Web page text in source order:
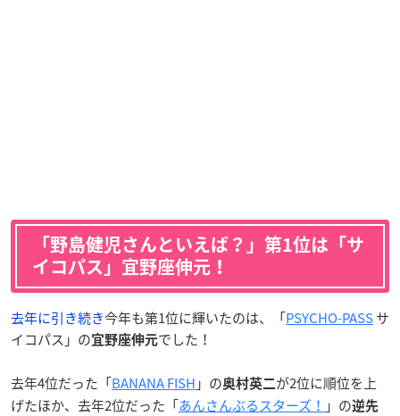
「野島健児さんといえば？」第1位は「サ
イコパス」宜野座伸元！
去年に引き続き今年も第1位に輝いたのは、「PSYCHO-PASSサ
イコパス」の宜野座伸元でした！
去年4位だった「BANANA FISH 」の奥村英二 が2位に順位を上
げたほか、去年2位だった「あんさんぶるスターズ！ 」の逆先